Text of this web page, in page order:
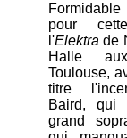
pour
l'Elektra de
Halle
Toulouse,
titre
Baird, qui
grand